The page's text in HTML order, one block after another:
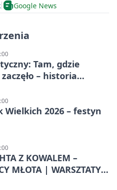
Google News
Tam, gdzie
– historia
Wielkich 2026 – festyn
Z KOWALEM –
MŁOTA | WARSZTATY